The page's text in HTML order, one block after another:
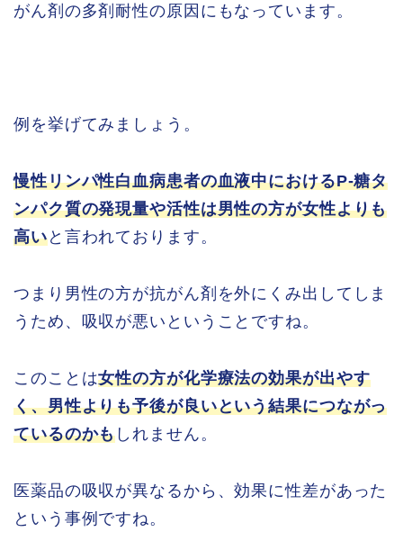
がん剤の多剤耐性の原因にもなっています。
例を挙げてみましょう。
慢性リンパ性白血病患者の血液中におけるP-糖タ
ンパク質の発現量や活性は男性の方が女性よりも
高いと言われております。
つまり男性の方が抗がん剤を外にくみ出してしま
うため、吸収が悪いということですね。
このことは女性の方が化学療法の効果が出やす
く、男性よりも予後が良いという結果につながっ
ているのかも しれません。
医薬品の吸収が異なるから、効果に性差があった
という事例ですね。